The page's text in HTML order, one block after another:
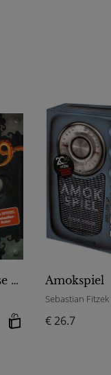
Das kleine Böse Buch 9 - Außerirdisch! (Das kleine Böse Buch, Bd. 9) Amokspiel
Sebastian Fitzek
€ 26.7